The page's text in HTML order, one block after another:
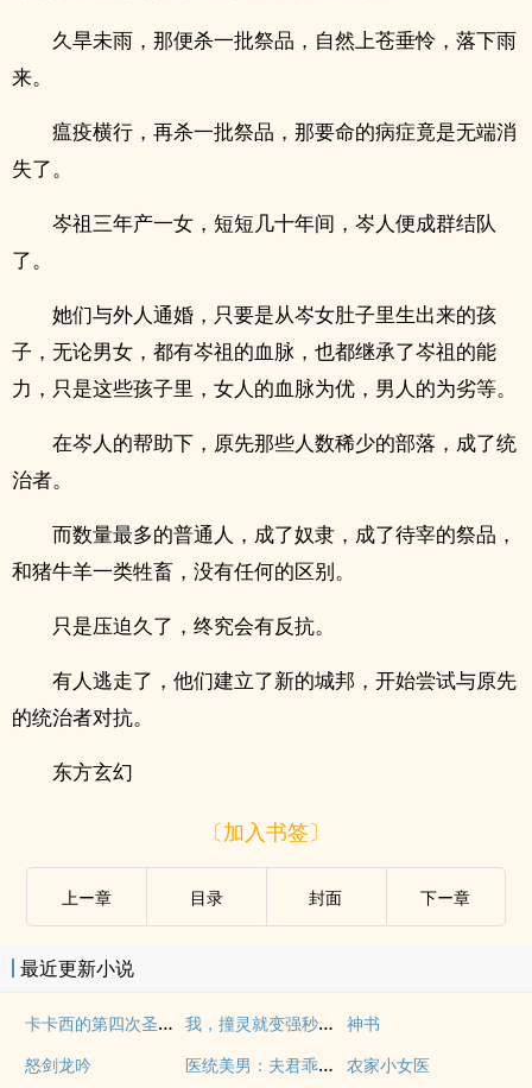
久旱未雨，那便杀一批祭品，自然上苍垂怜，落下雨
来。
瘟疫横行，再杀一批祭品，那要命的病症竟是无端消
失了。
岑祖三年产一女，短短几十年间，岑人便成群结队
了。
她们与外人通婚，只要是从岑女肚子里生出来的孩
子，无论男女，都有岑祖的血脉，也都继承了岑祖的能
力，只是这些孩子里，女人的血脉为优，男人的为劣等。
在岑人的帮助下，原先那些人数稀少的部落，成了统
治者。
而数量最多的普通人，成了奴隶，成了待宰的祭品，
和猪牛羊一类牲畜，没有任何的区别。
只是压迫久了，终究会有反抗。
有人逃走了，他们建立了新的城邦，开始尝试与原先
的统治者对抗。
东方玄幻
〔加入书签〕
上ー章 目录 封面 下ー章
最近更新小说
卡卡西的第四次圣杯战争 我，撞灵就变强秒速升级
神书
怒剑龙吟
医统美男：夫君乖乖入怀 农家小女医